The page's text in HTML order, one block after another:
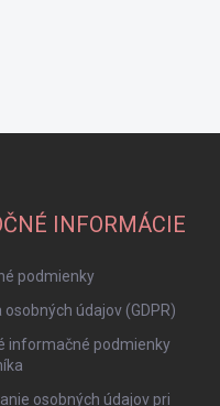
INFORMÁCIE
podmienky
osobných údajov (GDPR)
informačné podmienky
osobných údajov pri